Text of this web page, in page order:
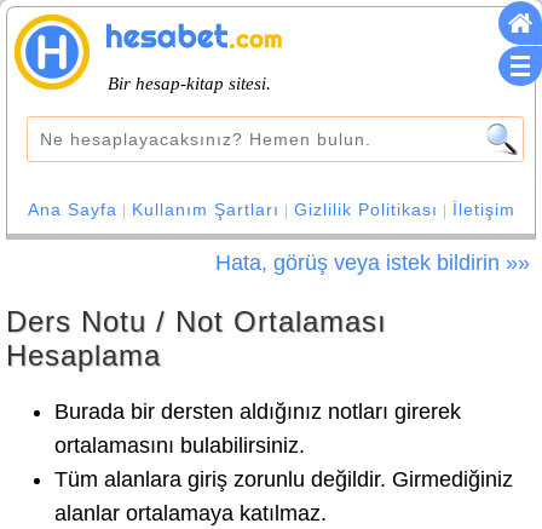
Bir hesap-kitap sitesi.
Ana Sayfa Kullanım Şartları |Gizlilik Politikası İletişim
Hata, görüş veya istek bildirin »»
Ders Notu / Not Ortalaması
Hesaplama
Burada bir dersten aldığınız notları girerek
ortalamasını bulabilirsiniz.
Tüm alanlara giriş zorunlu değildir. Girmediğiniz
alanlar ortalamaya katılmaz.